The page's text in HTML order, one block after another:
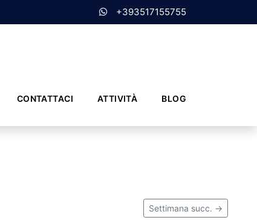
+393517155755
CONTATTACI ATTIVITÀ BLOG
Settimana succ. →